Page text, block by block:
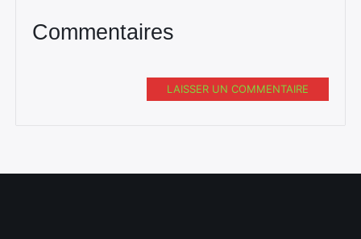
Commentaires
LAISSER UN COMMENTAIRE